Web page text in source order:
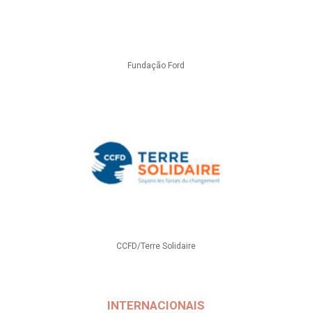
Fundação Ford
CCFD/Terre Solidaire
INTERNACIONAIS